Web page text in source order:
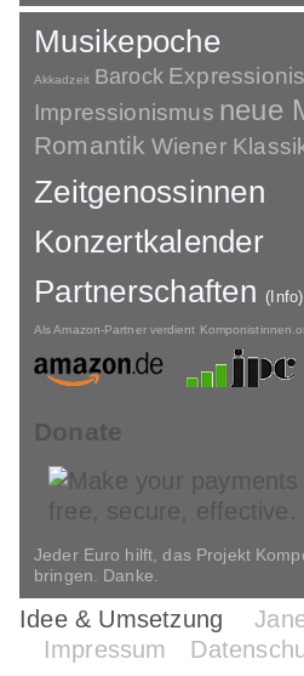
Musikepoche
Akkadzeit Barock
Impressionismus neue
Romantik Wiener
Zeitgenossinnen
Konzertkalender
Partnerschaften(Info)
Als Amazon-Partner verdient
Donate
Jeder Euro hilft, das Projekt
bringen. Danke.
Idee & Umsetzung
Impressum